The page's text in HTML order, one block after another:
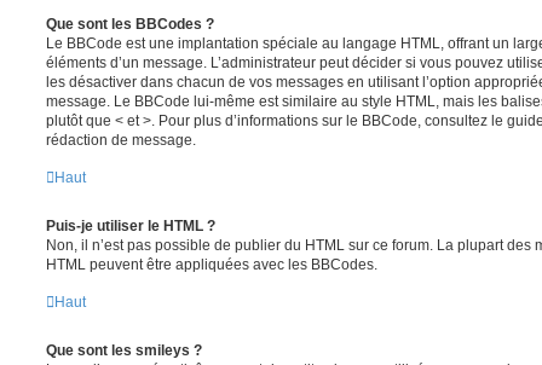
Que sont les BBCodes ?
Le BBCode est une implantation spéciale au langage HTML, offrant un
éléments d’un message. L’administrateur peut décider si vous pouvez
les désactiver dans chacun de vos messages en utilisant l’option
message. Le BBCode lui-même est similaire au style HTML, mais les
plutôt que < et >. Pour plus d’informations sur le BBCode, consultez le
rédaction de message.
Haut
Puis-je utiliser le HTML ?
Non, il n’est pas possible de publier du HTML sur ce forum. La plupart des
HTML peuvent être appliquées avec les BBCodes.
Haut
Que sont les smileys ?